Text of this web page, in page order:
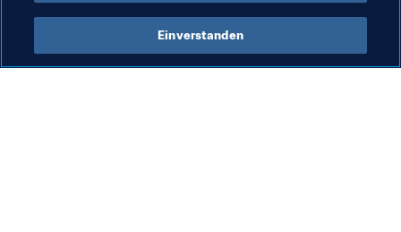
Einverstanden